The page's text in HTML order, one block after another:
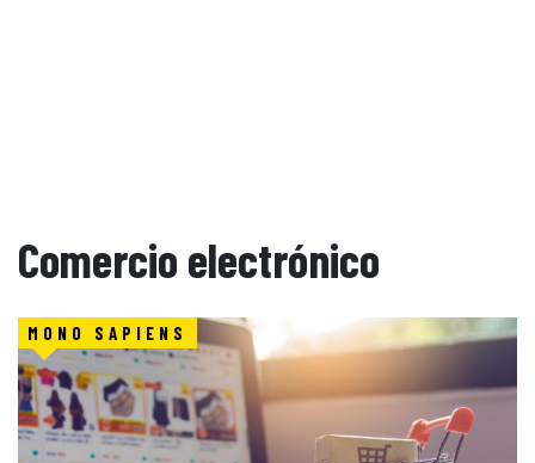
Comercio electrónico
MONO SAPIENS